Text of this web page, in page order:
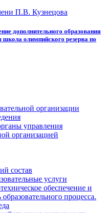
П.В. Кузнецова
дополнительного образования
олимпийского резерва по
организации
управления
организацией
состав
услуги
обеспечение и
процесса.